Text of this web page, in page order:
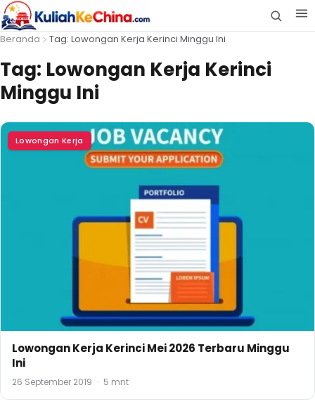
Beranda Tag: Lowongan Kerja Kerinci Minggu Ini
Tag: Lowongan Kerja Kerinci
Minggu Ini
Lowongan Kerja
Lowongan Kerja Kerinci Mei 2026 Terbaru Minggu
Ini
26 September 2019 · 5 mnt